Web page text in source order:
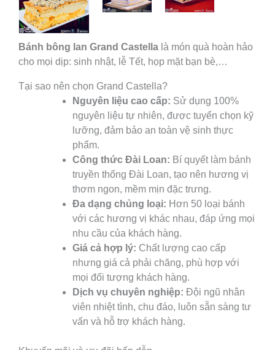
Bánh bông lan Grand Castella là món quà hoàn hảo
cho mọi dịp: sinh nhật, lễ Tết, họp mặt bạn bè,…
Tại sao nên chọn Grand Castella?
Nguyên liệu cao cấp: Sử dụng 100%
nguyên liệu tự nhiên, được tuyển chọn kỹ
lưỡng, đảm bảo an toàn vệ sinh thực
phẩm.
Công thức Đài Loan: Bí quyết làm bánh
truyền thống Đài Loan, tạo nên hương vị
thơm ngon, mềm mịn đặc trưng.
Đa dạng chủng loại: Hơn 50 loại bánh
với các hương vị khác nhau, đáp ứng mọi
nhu cầu của khách hàng.
Giá cả hợp lý: Chất lượng cao cấp
nhưng giá cả phải chăng, phù hợp với
mọi đối tượng khách hàng.
Dịch vụ chuyên nghiệp: Đội ngũ nhân
viên nhiệt tình, chu đáo, luôn sẵn sàng tư
vấn và hỗ trợ khách hàng.